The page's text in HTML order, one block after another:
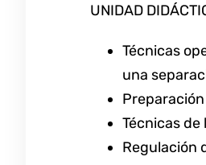
UNIDAD
Técnicas
una
Técnicas de
Regulación